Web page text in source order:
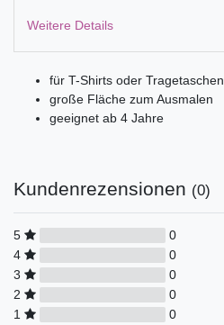
Weitere Details
für T-Shirts oder Tragetaschen
große Fläche zum Ausmalen
geeignet ab 4 Jahre
Kundenrezensionen (0)
5
0
4
0
3
0
2
0
1
0